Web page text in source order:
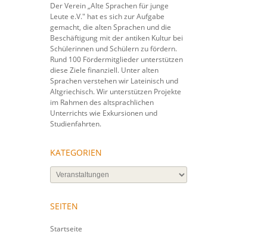
Der Verein „Alte Sprachen für junge
Leute e.V." hat es sich zur Aufgabe
gemacht, die alten Sprachen und die
Beschäftigung mit der antiken Kultur bei
Schülerinnen und Schülern zu fördern.
Rund 100 Fördermitglieder unterstützen
diese Ziele finanziell. Unter alten
Sprachen verstehen wir Lateinisch und
Altgriechisch. Wir unterstützen Projekte
im Rahmen des altsprachlichen
Unterrichts wie Exkursionen und
Studienfahrten.
KATEGORIEN
Kategorien
SEITEN
Startseite